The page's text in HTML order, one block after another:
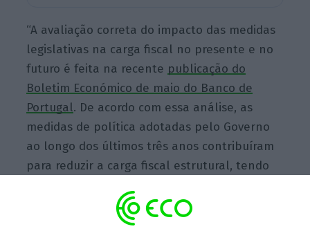
“A avaliação correta do impacto das medidas
legislativas na carga fiscal no presente e no
futuro é feita na recente publicação do
Boletim Económico de maio do Banco de
Portugal. De acordo com essa análise, as
medidas de política adotadas pelo Governo
ao longo dos últimos três anos contribuíram
para reduzir a carga fiscal estrutural, tendo
de receita”, diz um comunicado enviado esta
quinta-feira às redações pelo Ministério das